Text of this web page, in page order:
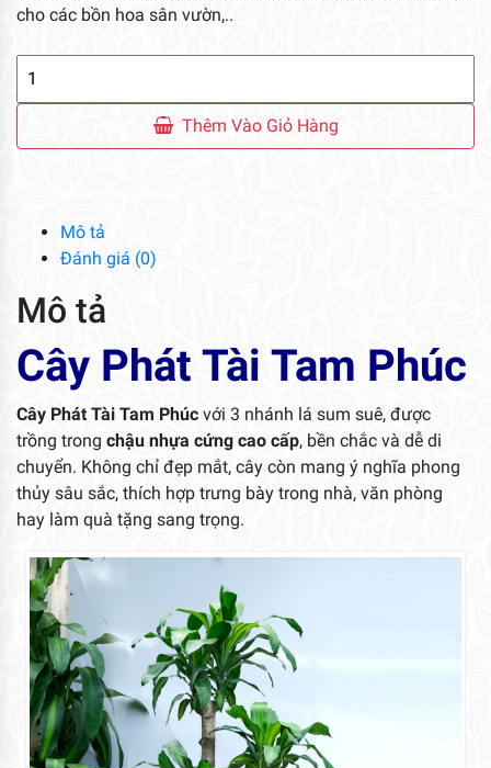
cho các bồn hoa sân vườn,..
Tam
Thêm Vào Giỏ Hàng
Mô tả
Đánh giá (0)
Mô tả
Cây Phát Tài Tam Phúc
Cây Phát Tài Tam Phúc với 3 nhánh lá sum suê, được
trồng trong chậu nhựa cứng cao cấp, bền chắc và dễ di
chuyển. Không chỉ đẹp mắt, cây còn mang ý nghĩa phong
thủy sâu sắc, thích hợp trưng bày trong nhà, văn phòng
hay làm quà tặng sang trọng.